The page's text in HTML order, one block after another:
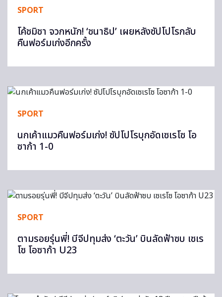
SPORT
โค้ชมิชา จวกหนัก! ‘ชนาธิป’ เผยหลังซัปโปโรกลับ
คืนฟอร์มเก่งอีกครั้ง
SPORT
นกเค้าแมวคืนฟอร์มเก่ง! ซัปโปโรบุกอัดเซเรโซ โอ
ซาก้า 1-0
SPORT
ตามรอยรุ่นพี่! บีจีปทุมส่ง ‘ตะวัน’ บินลัดฟ้าซบ เซเร
โซ โอซาก้า U23